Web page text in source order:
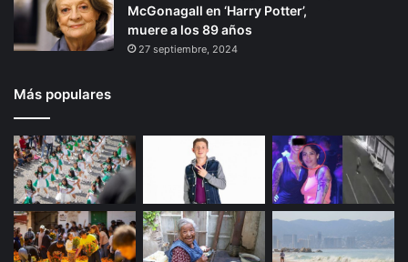
McGonagall en ‘Harry Potter’,
muere a los 89 años
27 septiembre, 2024
Más populares